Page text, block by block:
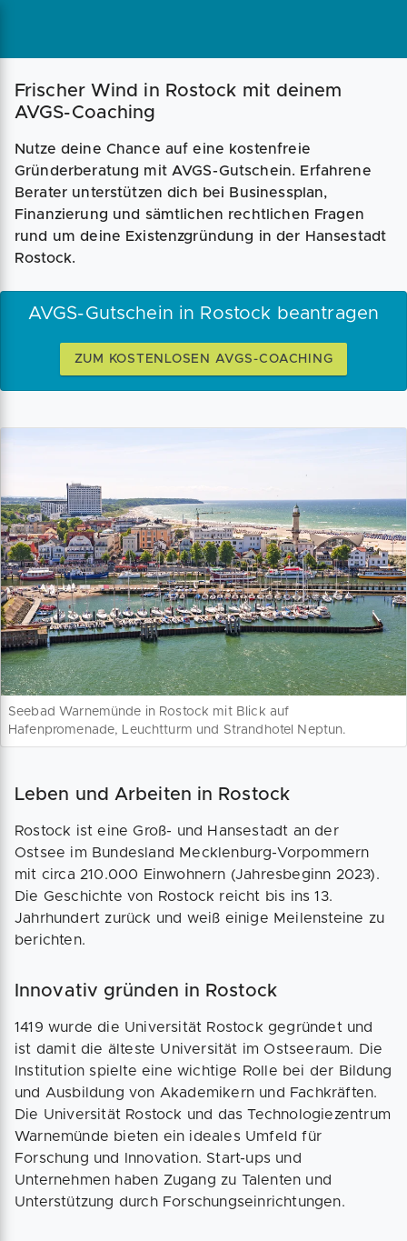
Magazin Businessplan Fördermittel
Frischer Wind in Rostock mit deinem
AVGS-Coaching
Nutze deine Chance auf eine kostenfreie
Gründerberatung mit AVGS-Gutschein. Erfahrene
Berater unterstützen dich bei Businessplan,
Finanzierung und sämtlichen rechtlichen Fragen
rund um deine Existenzgründung in der Hansestadt
Rostock.
AVGS-Gutschein in Rostock beantragen
ZUM KOSTENLOSEN AVGS-COACHING
Seebad Warnemünde in Rostock mit Blick auf
Hafenpromenade, Leuchtturm und Strandhotel Neptun.
Leben und Arbeiten in Rostock
Rostock ist eine Groß- und Hansestadt an der
Ostsee im Bundesland Mecklenburg-Vorpommern
mit circa 210.000 Einwohnern (Jahresbeginn 2023).
Die Geschichte von Rostock reicht bis ins 13.
Jahrhundert zurück und weiß einige Meilensteine zu
berichten.
Innovativ gründen in Rostock
1419 wurde die Universität Rostock gegründet und
ist damit die älteste Universität im Ostseeraum. Die
Institution spielte eine wichtige Rolle bei der Bildung
und Ausbildung von Akademikern und Fachkräften.
Die Universität Rostock und das Technologiezentrum
Warnemünde bieten ein ideales Umfeld für
Forschung und Innovation. Start-ups und
Unternehmen haben Zugang zu Talenten und
Unterstützung durch Forschungseinrichtungen.